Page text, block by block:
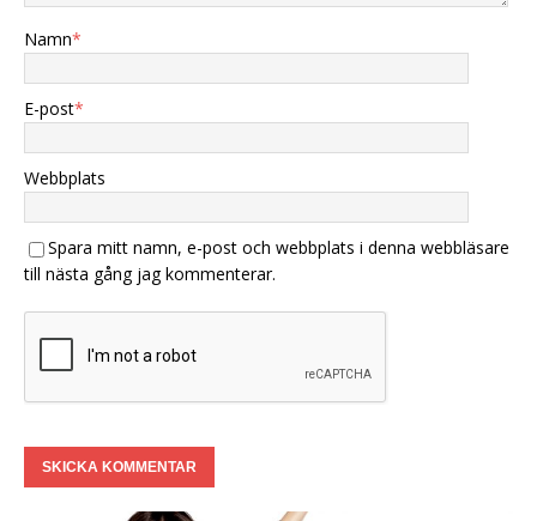
Namn*
E-post*
Webbplats
Spara mitt namn, e-post och webbplats i denna webbläsare
till nästa gång jag kommenterar.